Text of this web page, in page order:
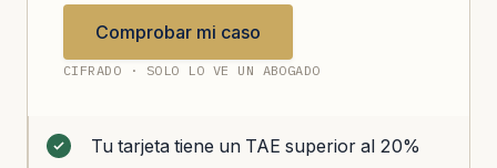
Comprobar mi caso
CIFRADO · SOLO LO VE UN ABOGADO
Tu tarjeta tiene un TAE superior al 20%